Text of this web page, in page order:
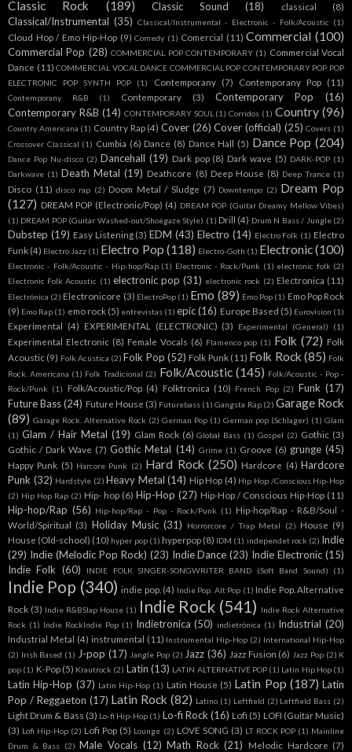
Classic Rock (189) Classic Sound (18) classical (8)
Classical/Instrumental (35) Classical/Instrumental - Electronic - Folk/Acoustic (1)
Cloud Hop / Emo Hip-Hop (9) Comedy (1) Comercial (11) Commercial (100)
Commercial Pop (28) COMMERCIAL POP CONTEMPORARY (1) Commercial Vocal
Dance (11) COMMERCIAL VOCAL DANCE COMMERCIAL POP CONTEMPORARY POP POP
ELECTRONIC POP SYNTH POP
(1) Contemporany (7) Contemporany Pop (11)
Contemporany R&B (1) Contemporary (3) Contemporary Pop
(16)
Contemporary R&B (14) CONTEMPORARY SOUL (1) Corridos (1) Country (96)
Country Americana (1) Country Rap (4) Cover (26) Cover (official) (25) Covers (1)
Crossover Classical (1) Cumbia (6) Dance (8) Dance Hall (5) Dance Pop (204)
Dance Pop Nu-disco (2) Dancehall (19) Dark pop (8) Dark wave (5) DARK-POP (1)
Darkwave (1) Death Metal (19) Deathcore (8) Deep House (8) Deep Trance (1)
Disco (11) disco rap (2) Doom Metal / Sludge (7) Downtempo (2) Dream Pop
(127) DREAM POP (Electronic/Pop) (4) DREAM POP (Guitar Dreamy Mellow Vibes)
(1) DREAM POP (Guitar Washed-out/Shoegaze Style) (1) Drill (4) Drum N Bass / Jungle (2)
Dubstep (19) Easy Listening (3) EDM (43) Electro (14) Electro Folk (1) Electro
Funk (4) Electro Jazz (1) Electro Pop (118) Electro-Goth (1) Electronic(100)
Electronic - Folk/Acoustic - Hip-hop/Rap (1) Electronic - Rock/Punk (1) electronic folk (2)
Electronic Folk Acoustic (1) electronic pop (31) electronic rock (2) Electronica (11)
Electrónica (2) Electronicore (3) ElectroPop (1) Emo (89) Emo Pop (1) Emo Pop Rock
(9) Emo Rap (1) emo rock (5) entrevistas (1) epic (16) Europe Based (5) Eurovision (1)
Experimental (4) EXPERIMENTAL (ELECTRONIC) (3) Experimental (General) (1)
Experimental Electronic (8) Female Vocals (6) Flamenco pop (1) Folk (72) Folk
Acoustic (9) Folk Acústica (2) Folk Pop (52) Folk Punk (11) Folk Rock (85) Folk
Rock. Americana (1) Folk Tradicional (2) Folk/Acoustic (145) Folk/Acoustic - Pop -
Rock/Punk (1) Folk/Acoustic/Pop (4) Folktronica (10) French Pop (2) Funk (17)
Future Bass (24) Future House (3) Futurebass (1) Gangsta Rap (2) Garage Rock
(89) Garage Rock. Alternative Rock (2) German Pop (1) German pop (Schlager) (1) Glam
(1) Glam / Hair Metal (19) Glam Rock (6) Global Bass (1) Gospel (2) Gothic (3)
Gothic / Dark Wave (7) Gothic Metal (14) Grime (1) Groove (6) grunge (45)
Happy Punk (5) Harcore Punk (2) Hard Rock (250) Hardcore (4) Hardcore
Punk (32) Hardstyle (2) Heavy Metal (14) Hip Hop (4) Hip Hop /Conscious Hip-Hop
(2) Hip Hop Rap (2) Hip- hop (6) Hip-Hop (27) Hip-Hop / Conscious Hip-Hop (11)
Hip-hop/Rap (56) Hip-hop/Rap - Pop - Rock/Punk (1) Hip-hop/Rap - R&B/Soul -
World/Spiritual (3) Holiday Music (31) Horrorcore / Trap Metal (2) House (9)
House (Old-school) (10) hyper pop (1) hyperpop (8) IDM (1) independet rock (2) Indie
(29) Indie (Melodic Pop Rock) (23) Indie Dance (23) Indie Electronic (15)
Indie Folk (60) INDIE FOLK SINGER-SONGWRITER BAND (Soft Band Sound) (1)
Indie Pop (340) indie pop. (4) Indie Pop. Alt Pop (1) Indie Pop. Alternative
Rock (3) Indie R&BSlap House (1) Indie Rock (541) Indie Rock Alternative
Rock (1) Indie RockIndie Pop (1) Indietronica (50) indietrónica (1) Industrial (20)
Industrial Metal (4) instrumental (11) Instrumental Hip-Hop (2) International Hip-Hop
(2) Irish Based (1) J-pop (17) Jangle Pop (2) Jazz (36) Jazz Fusion (6) Jazz Pop (2) K
pop (1) K-Pop (5) Krautrock (2) Latin (13) LATIN ALTERNATIVE POP (1) Latin Hip Hop (1)
Latin Hip-Hop (37) Latín Hip-Hop (1) Latin House (5) Latin Pop (187) Latin
Pop / Reggaeton (17) Latin Rock (82) Latino (1) Leftfield (2) Leftfield Bass (2)
Light Drum & Bass (3) Lo-fi Hip-Hop (1) Lo-fi Rock (16) Lofi (5) LOFI (Guitar Music)
(3) Lofi Hip-Hop (2) Lofi Pop (5) Lounge (2) LOVE SONG (3) LT ROCK POP (1) Mainline
Drum & Bass (2) Male Vocals (12) Math Rock (21) Melodic Hardcore (7)